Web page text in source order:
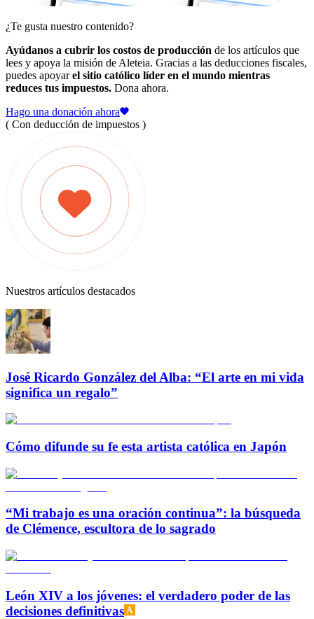
¿Te gusta nuestro contenido?
Ayúdanos a cubrir los costos de producción de los artículos que
lees y apoya la misión de Aleteia. Gracias a las deducciones fiscales,
puedes apoyarel sitio católico líder en el mundo mientras
reduces tus impuestos. Dona ahora.
Hago una donación ahora
( Con deducción de impuestos )
Nuestros artículos destacados
José Ricardo González del Alba: “El arte en mi vida
significa un regalo”
Cómo difunde su fe esta artista católica en Japón
“Mi trabajo es una oración continua”: la búsqueda
de Clémence, escultora de lo sagrado
León XIV a los jóvenes: el verdadero poder de las
decisiones definitivas